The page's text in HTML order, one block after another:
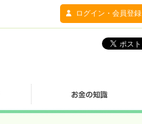
ログイン・会員登録